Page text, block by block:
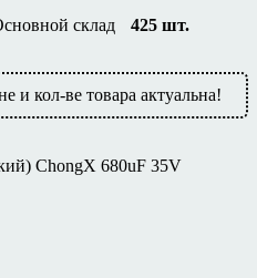
склад 425 шт.
и кол-ве товара актуальна!
ChongX 680uF 35V